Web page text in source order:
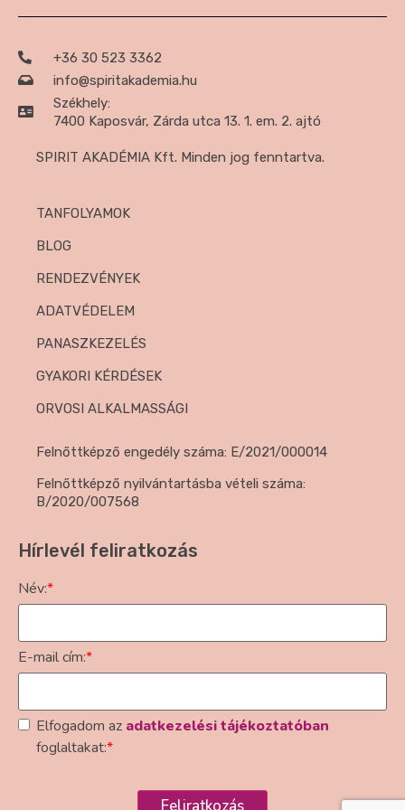
+36 30 523 3362
info@spiritakademia.hu
Székhely:
7400 Kaposvár, Zárda utca 13. 1. em. 2. ajtó
SPIRIT AKADÉMIA Kft. Minden jog fenntartva.
TANFOLYAMOK
BLOG
RENDEZVÉNYEK
ADATVÉDELEM
PANASZKEZELÉS
GYAKORI KÉRDÉSEK
ORVOSI ALKALMASSÁGI
Felnőttképző engedély száma: E/2021/000014
Felnőttképző nyilvántartásba vételi száma:
B/2020/007568
Hírlevél feliratkozás
Név:*
E-mail cím:*
Elfogadom az adatkezelési tájékoztatóban
foglaltakat:*